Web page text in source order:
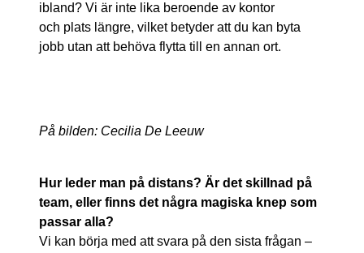
ibland? Vi är inte lika beroende av kontor
och plats längre, vilket betyder att du kan byta
jobb utan att behöva flytta till en annan ort.
På bilden: Cecilia De Leeuw
Hur leder man på distans? Är det skillnad på
team, eller finns det några magiska knep som
passar alla?
Vi kan börja med att svara på den sista frågan –